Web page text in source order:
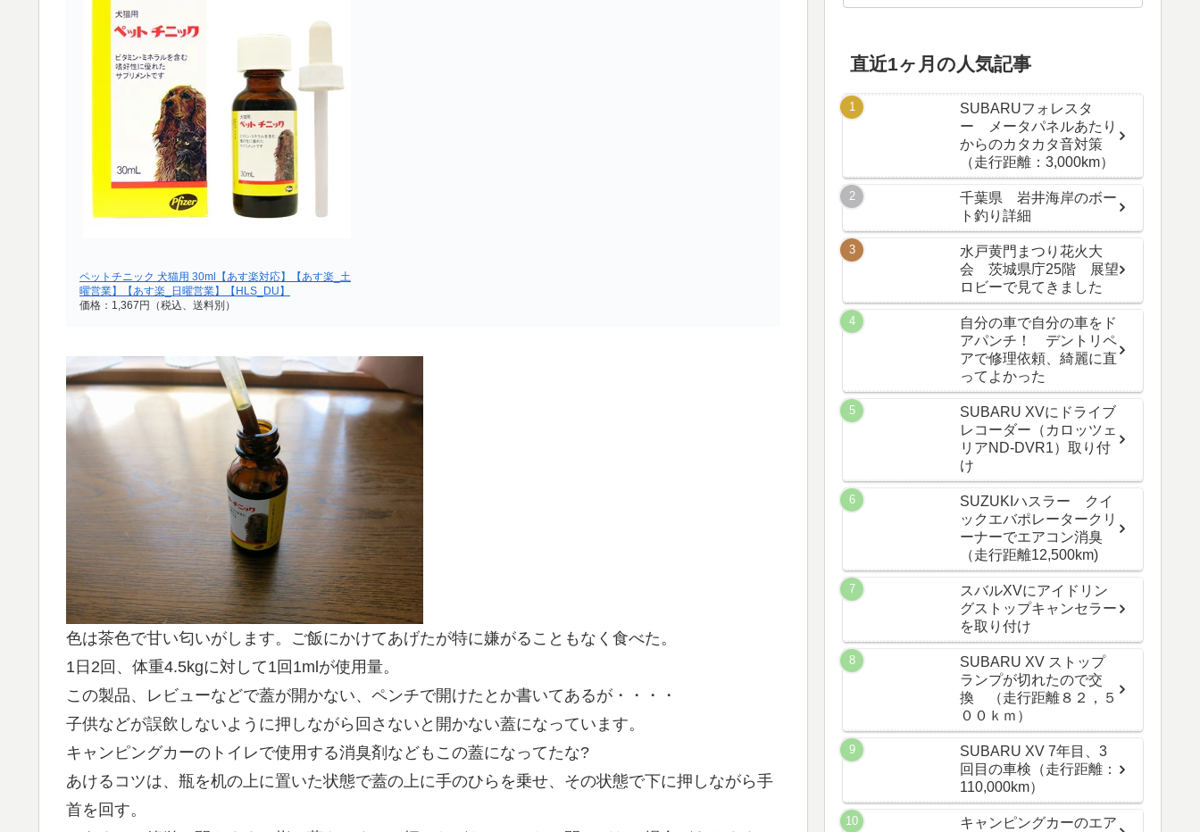
ペットチニック 犬猫用 30ml【あす楽対応】【あす楽_土
曜営業】【あす楽_日曜営業】【HLS_DU】
価格：1,367円（税込、送料別）
色は茶色で甘い匂いがします。ご飯にかけてあげたが特に嫌がることもなく食べた。
1日2回、体重4.5kgに対して1回1mlが使用量。
この製品、レビューなどで蓋が開かない、ペンチで開けたとか書いてあるが・・・・
子供などが誤飲しないように押しながら回さないと開かない蓋になっています。
キャンピングカーのトイレで使用する消臭剤などもこの蓋になってたな?
あけるコツは、瓶を机の上に置いた状態で蓋の上に手のひらを乗せ、その状態で下に押しながら手
首を回す。
直近1ヶ月の人気記事
SUBARUフォレスタ
ー メータパネルあたり
からのカタカタ音対策
（走行距離：3,000km）
千葉県 岩井海岸のボー
ト釣り詳細
水戸黄門まつり花火大
会 茨城県庁25階 展望
ロビーで見てきました
自分の車で自分の車をド
アパンチ！ デントリペ
アで修理依頼、綺麗に直
ってよかった
SUBARU XVにドライブ
レコーダー（カロッツェ
リアND-DVR1）取り付
け
SUZUKIハスラー クイ
ックエバポレータークリ
ーナーでエアコン消臭
（走行距離12,500km)
スバルXVにアイドリン
グストップキャンセラー
を取り付け
SUBARU XV ストップ
ランプが切れたので交
換 （走行距離８２，５
００ｋｍ）
SUBARU XV 7年目、3
回目の車検（走行距離：
110,000km）
キャンピングカーのエア